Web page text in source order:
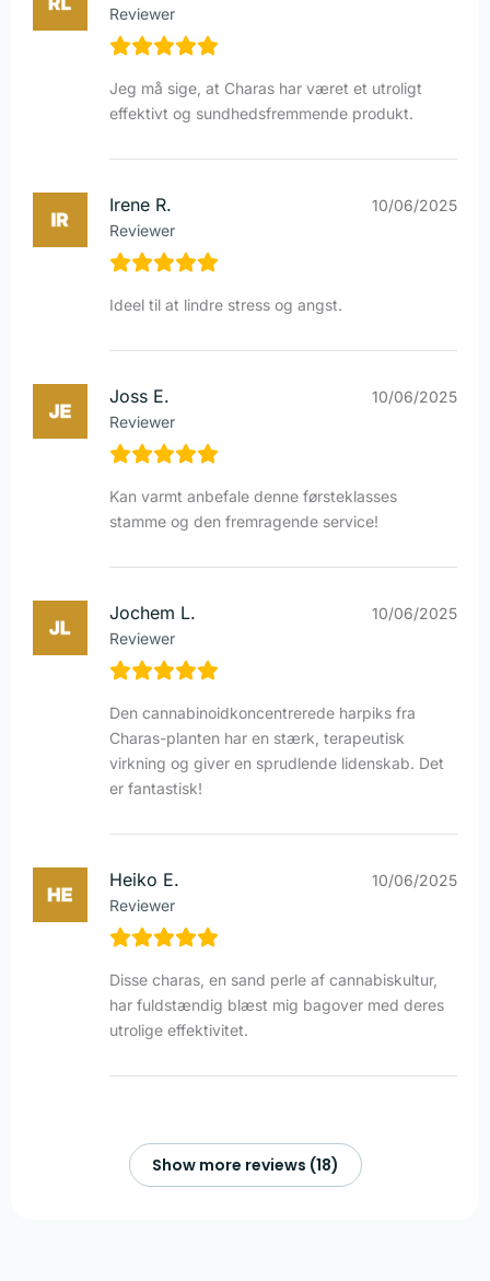
Reviewer
Jeg må sige, at Charas har været et utroligt
effektivt og sundhedsfremmende produkt.
Irene R.
Reviewer
10/06/2025
Ideel til at lindre stress og angst.
Joss E.
Reviewer
10/06/2025
Kan varmt anbefale denne førsteklasses
stamme og den fremragende service!
Jochem L.
Reviewer
10/06/2025
Den cannabinoidkoncentrerede harpiks fra
Charas-planten har en stærk, terapeutisk
virkning og giver en sprudlende lidenskab. Det
er fantastisk!
Heiko E.
Reviewer
10/06/2025
Disse charas, en sand perle af cannabiskultur,
har fuldstændig blæst mig bagover med deres
utrolige effektivitet.
Show more reviews (18)